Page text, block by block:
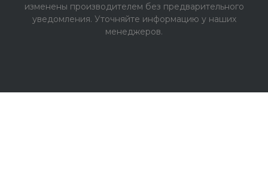
изменены производителем без предварительного
уведомления. Уточняйте информацию у наших
менеджеров.